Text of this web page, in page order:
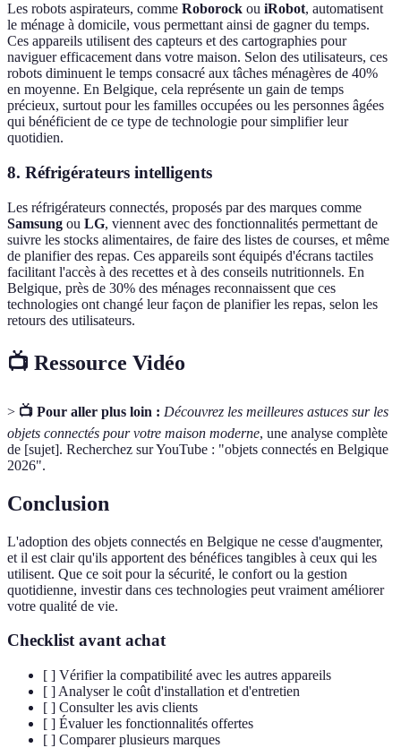
Les robots aspirateurs, comme Roborock ou iRobot, automatisent
le ménage à domicile, vous permettant ainsi de gagner du temps.
Ces appareils utilisent des capteurs et des cartographies pour
naviguer efficacement dans votre maison. Selon des utilisateurs, ces
robots diminuent le temps consacré aux tâches ménagères de 40%
en moyenne. En Belgique, cela représente un gain de temps
précieux, surtout pour les familles occupées ou les personnes âgées
qui bénéficient de ce type de technologie pour simplifier leur
quotidien.
8. Réfrigérateurs intelligents
Les réfrigérateurs connectés, proposés par des marques comme
Samsung ou LG, viennent avec des fonctionnalités permettant de
suivre les stocks alimentaires, de faire des listes de courses, et même
de planifier des repas. Ces appareils sont équipés d'écrans tactiles
facilitant l'accès à des recettes et à des conseils nutritionnels. En
Belgique, près de 30% des ménages reconnaissent que ces
technologies ont changé leur façon de planifier les repas, selon les
retours des utilisateurs.
📺 Ressource Vidéo
> 📺 Pour aller plus loin : Découvrez les meilleures astuces sur les
objets connectés pour votre maison moderne, une analyse complète
de [sujet]. Recherchez sur YouTube : "objets connectés en Belgique
2026".
Conclusion
L'adoption des objets connectés en Belgique ne cesse d'augmenter,
et il est clair qu'ils apportent des bénéfices tangibles à ceux qui les
utilisent. Que ce soit pour la sécurité, le confort ou la gestion
quotidienne, investir dans ces technologies peut vraiment améliorer
votre qualité de vie.
Checklist avant achat
[ ] Vérifier la compatibilité avec les autres appareils
[ ] Analyser le coût d'installation et d'entretien
[ ] Consulter les avis clients
[ ] Évaluer les fonctionnalités offertes
[ ] Comparer plusieurs marques